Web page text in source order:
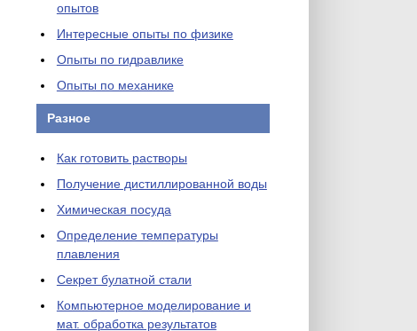
опытов
Интересные опыты по физике
Опыты по гидравлике
Опыты по механике
Разное
Как готовить растворы
Получение дистиллированной воды
Химическая посуда
Определение температуры
плавления
Секрет булатной стали
Компьютерное моделирование и
мат. обработка результатов